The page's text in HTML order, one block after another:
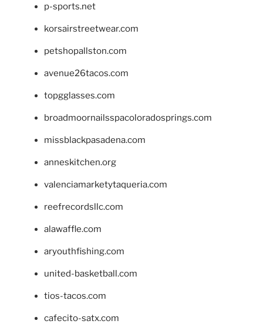
p-sports.net
korsairstreetwear.com
petshopallston.com
avenue26tacos.com
topgglasses.com
broadmoornailsspacoloradosprings.com
missblackpasadena.com
anneskitchen.org
valenciamarketytaqueria.com
reefrecordsllc.com
alawaffle.com
aryouthfishing.com
united-basketball.com
tios-tacos.com
cafecito-satx.com